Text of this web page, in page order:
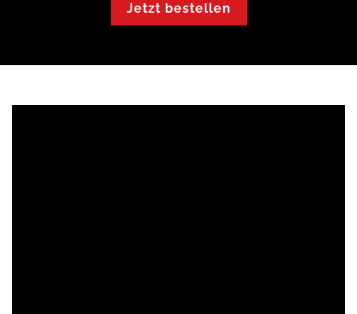
Jetzt bestellen